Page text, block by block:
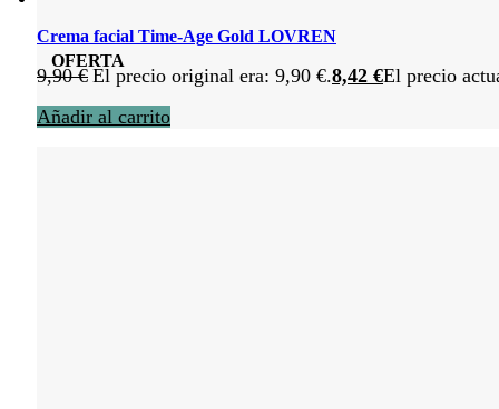
OFERTA
Crema facial Time-Age Gold LOVREN
9,90€ El precio original era: 9,90 €.8,42 €El precio
Añadir al carrito